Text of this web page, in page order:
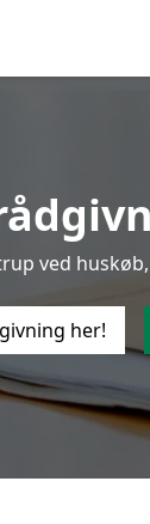
ved
her!